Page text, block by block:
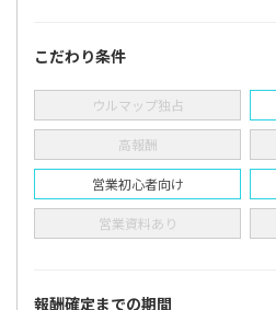
こだわり条件
ウルマップ独占
高報酬
営業初心者向け
営業資料あり
報酬確定までの期間